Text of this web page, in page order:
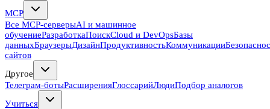
MCP
Все MCP-серверыAI и машинное
обучениеРазработкаПоискCloud и DevOpsБазы
данныхБраузерыДизайнПродуктивностьКоммуникации
сайтов
Другое
Телеграм-ботыРасширенияГлоссарийЛюдиПодбор аналогов
Учиться